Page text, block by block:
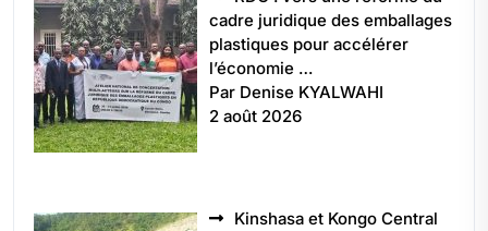
cadre juridique des emballages
plastiques pour accélérer
l’économie …
Par Denise KYALWAHI
2 août 2026
Kinshasa et Kongo Central